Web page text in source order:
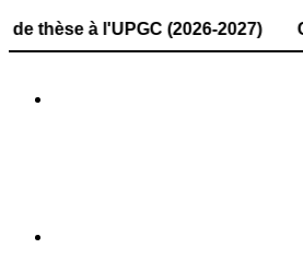
l'UPGC (2026-2027)